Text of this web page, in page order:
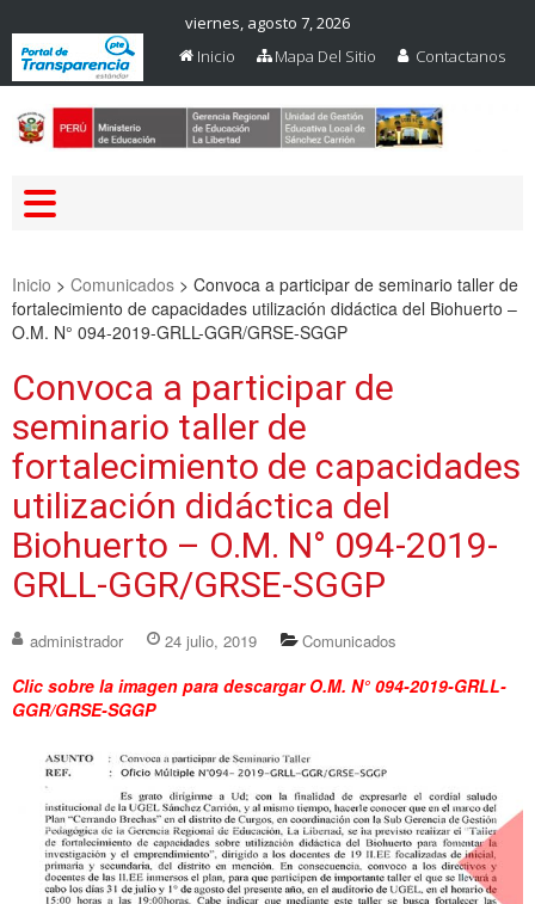
viernes, agosto 7, 2026
Inicio
Mapa Del Sitio Contactanos
Inicio > Comunicados > Convoca a participar de seminario taller de
fortalecimiento de capacidades utilización didáctica del Biohuerto –
O.M. N° 094-2019-GRLL-GGR/GRSE-SGGP
Convoca a participar de
seminario taller de
fortalecimiento de capacidades
utilización didáctica del
Biohuerto – O.M. N° 094-2019-
GRLL-GGR/GRSE-SGGP
administrador 24 julio, 2019 Comunicados
Clic sobre la imagen para descargar O.M. N° 094-2019-GRLL-
GGR/GRSE-SGGP